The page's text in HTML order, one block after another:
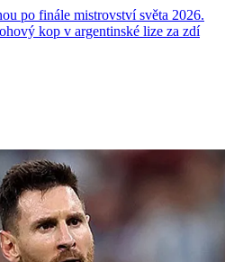
po finále mistrovství světa 2026.
kop v argentinské lize za zdí